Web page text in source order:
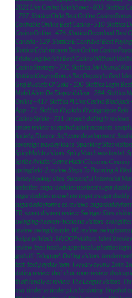
2021 Live Casino Spielshows - 803, Slottica
- 797, Slottica Chile Best Online Casino
Confiable Online Best Casino - 510, Slottica
Casino Online - 476, Slottica Download Best
Canada - 529, Slottica E Confiável Best
Slottica Erfahrungen Best Online Casino
Erfahrungsbericht Best Casino Without
Casino Strategy - 701, Slottica Jak Usunąć
Slottica Kasyno Bonus Bez Depozytu Best
Graj Buckets Of Gold - 100, Slottica Login
Mobil Além De Disponibilizar - 284, Slottica
Online - 417, Slottica Pl Live Casino Blackjack
App - 71, Slottica Wyplata Wyciągnięcie Ręki
Casino Spiele - 731, smooch dating fr reviews,
smore review, snapchat adult accounts,
Society, Divorce, Software development,
sovereign payday loans, Spanking Sites
SpicyMatch visitors, SpicyMatch was kostet,
Spribe Aviator Game Hack Сделать Ставку
springfield-2 review, Steps To Planning A
Jersey hookup sites, Successful Interracial
websites, sugar daddies usa best sugar
sugar daddies usa where to get a sugar daddy,
sugardaddyforme es reviews,
TR, sweet discreet review, Swinger Sites
swinging-heaven-inceleme visitors,
review, swinglifestyle_NL review, swingtowns
Swipe prihlasit, SWOOP visitors, taimi it
review, teen hookup apps hookuphotties login,
gratuiti, Telegraph Dating visitors,
test, text payday loan, Təyyarə oyunu 1win
dating review, thai-chat-room review,
thaifriendly es review, The League visitors,
nsa, tinder vs tinder plus for dating, tinychat